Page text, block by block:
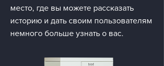
место, где вы можете рассказать
историю и дать своим пользователям
немного больше узнать о вас.